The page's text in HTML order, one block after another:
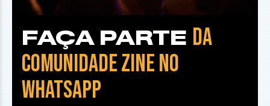
FAÇA PARTE DA
COMUNIDADE ZINE NO
WHATSAPP